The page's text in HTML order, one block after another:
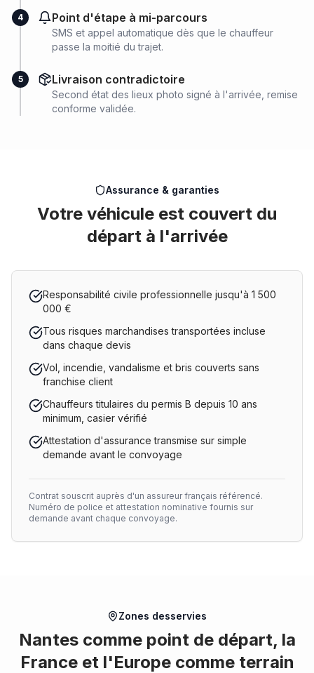
4 Point d'étape à mi-parcours
SMS et appel automatique dès que le chauffeur
passe la moitié du trajet.
5 Livraison contradictoire
Second état des lieux photo signé à l'arrivée, remise
conforme validée.
Assurance & garanties
Votre véhicule est couvert du
départ à l'arrivée
Responsabilité civile professionnelle jusqu'à 1 500
000 €
Tous risques marchandises transportées incluse
dans chaque devis
Vol, incendie, vandalisme et bris couverts sans
franchise client
Chauffeurs titulaires du permis B depuis 10 ans
minimum, casier vérifié
Attestation d'assurance transmise sur simple
demande avant le convoyage
Contrat souscrit auprès d'un assureur français référencé.
Numéro de police et attestation nominative fournis sur
demande avant chaque convoyage.
Zones desservies
Nantes comme point de départ, la
France et l'Europe comme terrain